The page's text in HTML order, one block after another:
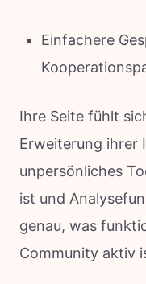
Einfachere
Ihre Seite fühlt
Erweiterung ihrer
unpersönliches
ist und
genau, was
Community aktiv